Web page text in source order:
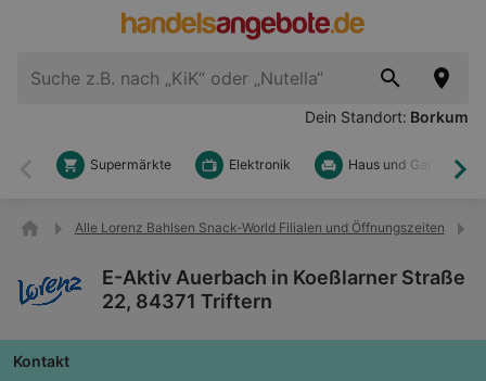
Dein Standort: Borkum
Zurück
Supermärkte Elektronik Haus und Garten
Alle Lorenz Bahlsen Snack-World Filialen und Öffnungszeiten
E-Aktiv Auerbach in Koeßlarner Straße
22, 84371 Triftern
Kontakt